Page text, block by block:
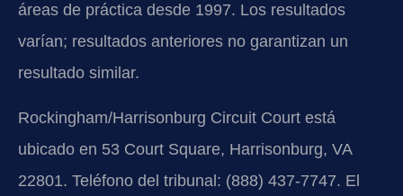
áreas de práctica desde 1997. Los resultados
varían; resultados anteriores no garantizan un
resultado similar.
Rockingham/Harrisonburg Circuit Court está
ubicado en 53 Court Square, Harrisonburg, VA
22801. Teléfono del tribunal: (888) 437-7747. El